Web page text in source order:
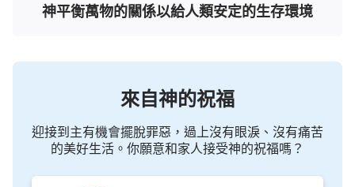
給人身體的需要。在人不吃飯的時候人還可以吃一點
養，或者不同的口味，還有蔬菜、水果來供應。南北
同的種類。南方因着天氣太熱，大多數的水果蔬菜是
比較凉性的，人吃了之後能達到讓人身體的冷熱平
衡，而北方的蔬菜水果種類就少一些，但是也足够北
方的人享用。但是，近些年因着社會的發展，因着所
神平衡萬物的關係以給人類安定的生存環境
來自神的祝福
迎接到主有機會擺脫罪惡，過上沒有眼淚、沒有痛苦
的美好生活。你願意和家人接受神的祝福嗎？